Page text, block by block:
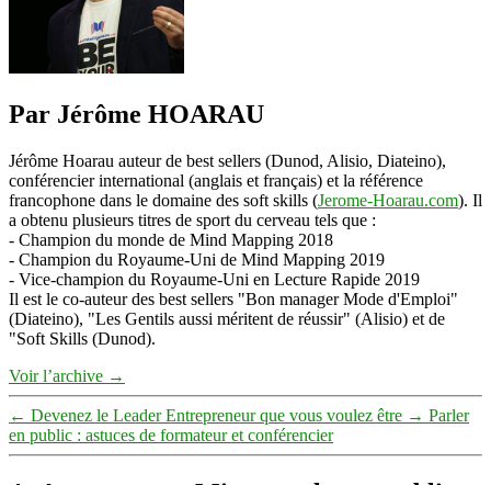
Par Jérôme HOARAU
Jérôme Hoarau auteur de best sellers (Dunod, Alisio, Diateino),
conférencier international (anglais et français) et la référence
francophone dans le domaine des soft skills (Jerome-Hoarau.com). Il
a obtenu plusieurs titres de sport du cerveau tels que :
- Champion du monde de Mind Mapping 2018
- Champion du Royaume-Uni de Mind Mapping 2019
- Vice-champion du Royaume-Uni en Lecture Rapide 2019
Il est le co-auteur des best sellers "Bon manager Mode d'Emploi"
(Diateino), "Les Gentils aussi méritent de réussir" (Alisio) et de
"Soft Skills (Dunod).
Voir l’archive →
← Devenez le Leader Entrepreneur que vous voulez être → Parler
en public : astuces de formateur et conférencier